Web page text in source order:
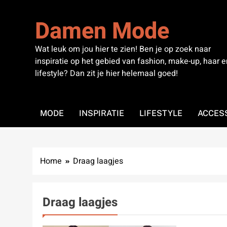
Damen Mode
Wat leuk om jou hier te zien! Ben je op zoek naar
inspiratie op het gebied van fashion, make-up, haar
lifestyle? Dan zit je hier helemaal goed!
MODE INSPIRATIE LIFESTYLE
Home Draag laagjes
Draag laagjes